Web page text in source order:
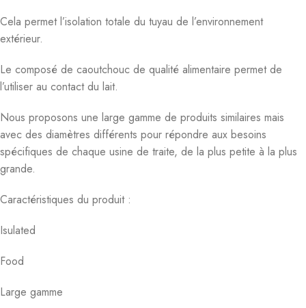
Cela permet l’isolation totale du tuyau de l’environnement
extérieur.
Le composé de caoutchouc de qualité alimentaire permet de
l’utiliser au contact du lait.
Nous proposons une large gamme de produits similaires mais
avec des diamètres différents pour répondre aux besoins
spécifiques de chaque usine de traite, de la plus petite à la plus
grande.
Caractéristiques du produit :
Isulated
Food
Large gamme